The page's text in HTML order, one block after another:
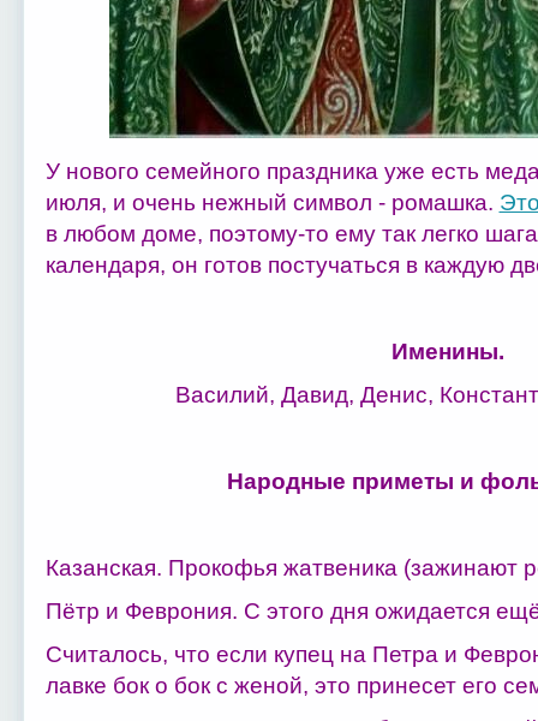
У нового семейного праздника уже есть
июля, и очень нежный символ - ромашка.
в любом доме, поэтому-то ему так легко
календаря, он готов постучаться в каждую
Именины.
Василий, Давид, Денис,
Народные приметы и
Казанская. Прокофья жатвеника (зажинают
Пётр и Феврония. С этого дня ожидается
Считалось, что если купец на Петра и
лавке бок о бок с женой, это принесет его